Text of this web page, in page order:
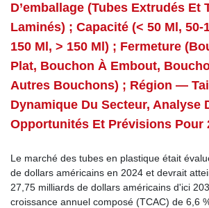
D’emballage (tubes Extrudés Et
Laminés) ; Capacité (< 50 Ml, 50-
150 Ml, > 150 Ml) ; Fermeture
Plat, Bouchon À Embout,
Autres Bouchons) ; Région —
Dynamique Du Secteur, Analyse
Opportunités Et Prévisions Pour
Le marché des tubes en plastique était
de dollars américains en 2024 et devrait
27,75 milliards de dollars américains d'ici
croissance annuel composé (TCAC) de 6,6